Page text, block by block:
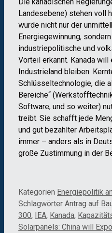
Landesebene) stehen voll
wurde nicht nur der
Energiegewinnung,
industriepolitische und
Vorteil erkannt. Kanada will
Industrieland bleiben.
Schlüsseltechnologie, die
Bereiche“
Software, und so weiter)
treibt. Sie schafft jede
und gut bezahlter
immer – anders als in
große Zustimmung in der
Kategorien Energiepolitik
Schlagwörter Antrag auf
300, IEA, Kanada,
Solarpanels: China will